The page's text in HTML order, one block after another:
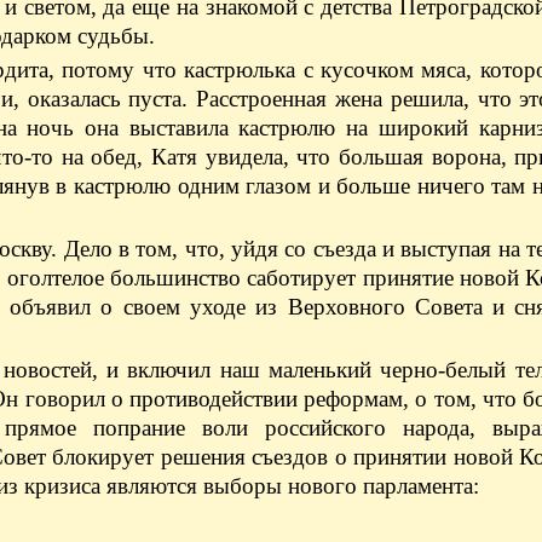
да еще на знакомой с детства
судьбы.
потому что кастрюлька с кусочком мяса,
пуста. Расстроенная жена решила, что
она выставила кастрюлю на широкий
то на обед, Катя увидела, что большая ворона,
в кастрюлю одним глазом и больше ничего там
Дело в том, что, уйдя со съезда и выступая на
большинство саботирует принятие новой
о своем уходе из Верховного Совета и
и включил наш маленький черно-белый
говорил о противодействии реформам, о том, что
попрание воли российского народа,
блокирует решения съездов о принятии новой
кризиса являются выборы нового парламента: